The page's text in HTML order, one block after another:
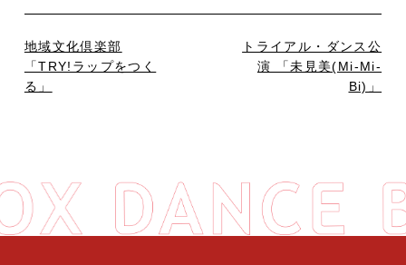
地域文化倶楽部
「TRY!ラップをつく
る」
トライアル・ダンス公
演 「未見美(Mi-Mi-
Bi)」